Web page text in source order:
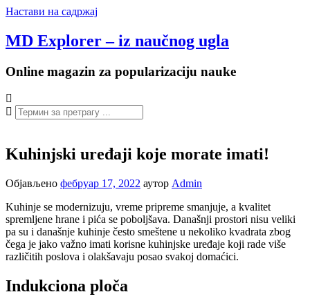
Настави на садржај
MD Explorer – iz naučnog ugla
Online magazin za popularizaciju nauke
Kuhinjski uređaji koje morate imati!
Објављено фебруар 17, 2022 аутор Admin
Kuhinje se modernizuju, vreme pripreme smanjuje, a kvalitet
spremljene hrane i pića se poboljšava. Današnji prostori nisu veliki
pa su i današnje kuhinje često smeštene u nekoliko kvadrata zbog
čega je jako važno imati korisne kuhinjske uređaje koji rade više
različitih poslova i olakšavaju posao svakoj domaćici.
Indukciona ploča